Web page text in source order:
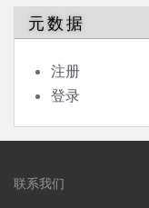
元数据
注册
登录
联系我们